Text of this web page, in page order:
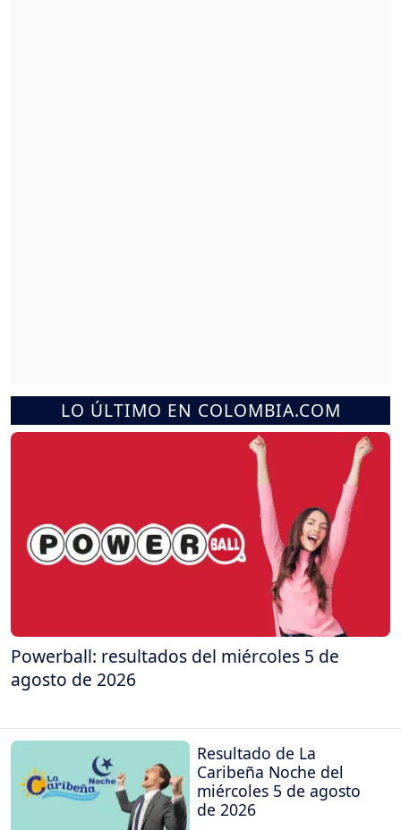
LO ÚLTIMO EN COLOMBIA.COM
Powerball: resultados del miércoles 5 de
agosto de 2026
Resultado de La
Caribeña Noche del
miércoles 5 de agosto
de 2026